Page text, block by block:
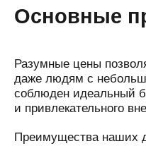
Основные
Разумные цены
даже людям с
соблюден идеальный
и привлекательного
Преимущества наших